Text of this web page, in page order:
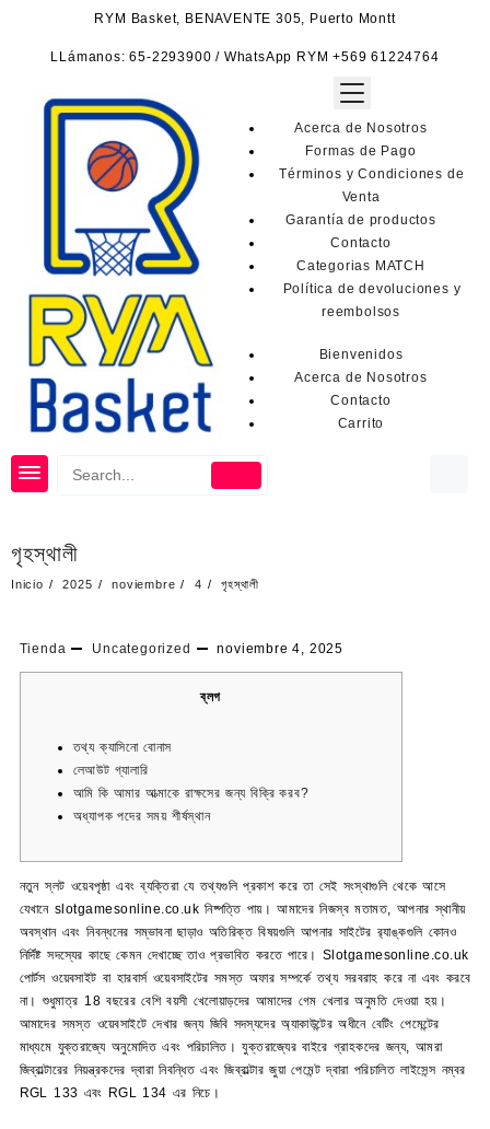
contenido
RYM Basket, BENAVENTE 305, Puerto Montt
LLámanos: 65-2293900 / WhatsApp RYM +569 61224764
Acerca de Nosotros
Formas de Pago
Términos y Condiciones de
Venta
Garantía de productos
Contacto
Categorias MATCH
Política de devoluciones y
reembolsos
Bienvenidos
Acerca de Nosotros
Contacto
Carrito
গৃহস্থালী
Inicio 2025 noviembre 4 গৃহস্থালী
Tienda Uncategorized noviembre 4, 2025
ব্লগ
তথ্য ক্যাসিনো বোনাস
লেআউট গ্যালারি
আমি কি আমার আত্মাকে রাক্ষসের জন্য বিক্রি করব?
অধ্যাপক পদের সময় শীর্ষস্থান
নতুন স্লট ওয়েবপৃষ্ঠা এবং ব্যক্তিরা যে তথ্যগুলি প্রকাশ করে তা সেই সংস্থাগুলি থেকে আসে
যেখানে slotgamesonline.co.uk নিষ্পত্তি পায়। আমাদের নিজস্ব মতামত, আপনার স্থানীয়
অবস্থান এবং নিবন্ধনের সম্ভাবনা ছাড়াও অতিরিক্ত বিষয়গুলি আপনার সাইটের র‍্যাঙ্কগুলি কোনও
নির্দিষ্ট সদস্যের কাছে কেমন দেখাচ্ছে তাও প্রভাবিত করতে পারে। Slotgamesonline.co.uk
পোর্টস ওয়েবসাইট বা হারবার্স ওয়েবসাইটের সমস্ত অফার সম্পর্কে তথ্য সরবরাহ করে না এবং করবে
না। শুধুমাত্র 18 বছরের বেশি বয়সী খেলোয়াড়দের আমাদের গেম খেলার অনুমতি দেওয়া হয়।
আমাদের সমস্ত ওয়েবসাইটে দেখার জন্য জিবি সদস্যদের অ্যাকাউন্টের অধীনে বেটিং পেমেন্টের
মাধ্যমে যুক্তরাজ্যে অনুমোদিত এবং পরিচালিত। যুক্তরাজ্যের বাইরে গ্রাহকদের জন্য, আমরা
জিব্রাল্টারের নিয়ন্ত্রকদের দ্বারা নিবন্ধিত এবং জিব্রাল্টার জুয়া পেমেন্ট দ্বারা পরিচালিত লাইসেন্স নম্বর
RGL 133 এবং RGL 134 এর নিচে।